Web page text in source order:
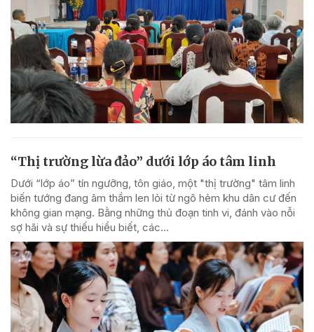
“Thị trường lừa đảo” dưới lớp áo tâm linh
Dưới “lớp áo” tín ngưỡng, tôn giáo, một "thị trường" tâm linh
biến tướng đang âm thầm len lỏi từ ngõ hẻm khu dân cư đến
không gian mạng. Bằng những thủ đoạn tinh vi, đánh vào nỗi
sợ hãi và sự thiếu hiểu biết, các...